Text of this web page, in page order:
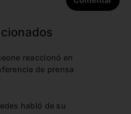
reaccionó en
de prensa
habló de su